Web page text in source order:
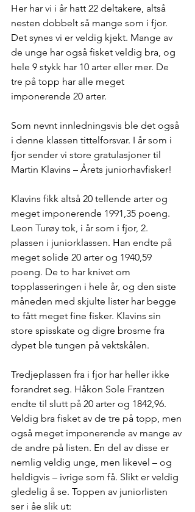
Her har vi i år hatt 22 deltakere, altså
nesten dobbelt så mange som i fjor.
Det synes vi er veldig kjekt. Mange av
de unge har også fisket veldig bra, og
hele 9 stykk har 10 arter eller mer. De
tre på topp har alle meget
imponerende 20 arter.
Som nevnt innledningsvis ble det også
i denne klassen tittelforsvar. I år som i
fjor sender vi store gratulasjoner til
Martin Klavins – Årets juniorhavfisker!
Klavins fikk altså 20 tellende arter og
meget imponerende 1991,35 poeng.
Leon Turøy tok, i år som i fjor, 2.
plassen i juniorklassen. Han endte på
meget solide 20 arter og 1940,59
poeng. De to har knivet om
topplasseringen i hele år, og den siste
måneden med skjulte lister har begge
to fått meget fine fisker. Klavins sin
store spisskate og digre brosme fra
dypet ble tungen på vektskålen.
Tredjeplassen fra i fjor har heller ikke
forandret seg. Håkon Sole Frantzen
endte til slutt på 20 arter og 1842,96.
Veldig bra fisket av de tre på topp, men
også meget imponerende av mange av
de andre på listen. En del av disse er
nemlig veldig unge, men likevel – og
heldigvis – ivrige som få. Slikt er veldig
gledelig å se. Toppen av juniorlisten
ser i åe slik ut: